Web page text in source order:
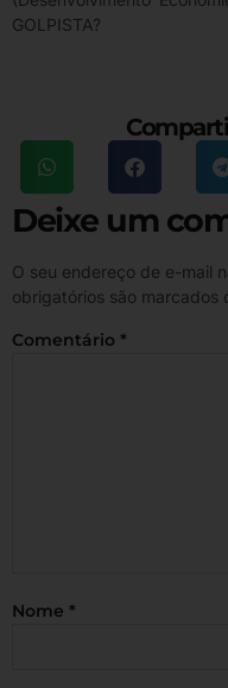
GOLPISTA?
Deixe um
O seu endereço de e-mail
obrigatórios são marcados
Comentário *
Nome *